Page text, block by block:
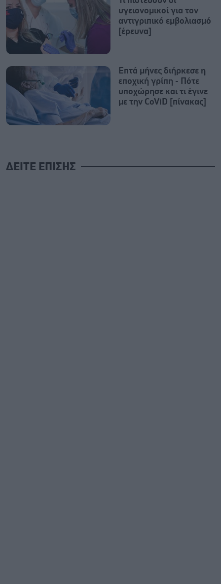
υγειονομικοί για τον
αντιγριπικό εμβολιασμό
[έρευνα]
Επτά μήνες διήρκεσε η
εποχική γρίπη - Πότε
υποχώρησε και τι έγινε
με την CoViD [πίνακας]
ΔΕΙΤΕ ΕΠΙΣΗΣ